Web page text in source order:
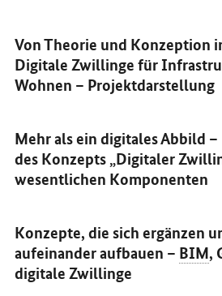
Von Theorie und Konzeption
Digitale Zwillinge für
Wohnen – Projektdarstellung
Mehr als ein digitales Abbild
des Konzepts „Digitaler
wesentlichen Komponenten
Konzepte, die sich ergänzen
aufeinander aufbauen – BIM,
digitale Zwillinge